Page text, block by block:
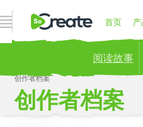
打开导航 首页
博客
阅读故事
Publish your stories to a
now!
创作者档案
创作者档案